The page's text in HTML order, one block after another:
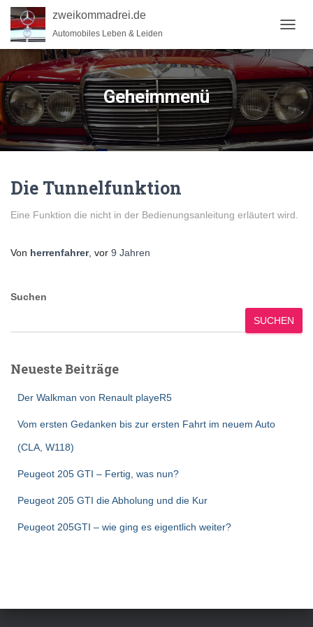
zweikommadrei.de
Automobiles Leben & Leiden
Geheimmenü
Die Tunnelfunktion
Eine Funktion die nicht in der Bedienungsanleitung erläutert wird.
Von herrenfahrer, vor 9 Jahren
Suchen
SUCHEN
Neueste Beiträge
Der Walkman von Renault playeR5
Vom ersten Gedanken bis zur ersten Fahrt im neuem Auto
(CLA, W118)
Peugeot 205 GTI – Fertig, was nun?
Peugeot 205 GTI die Abholung und die Kur
Peugeot 205GTI – wie ging es eigentlich weiter?